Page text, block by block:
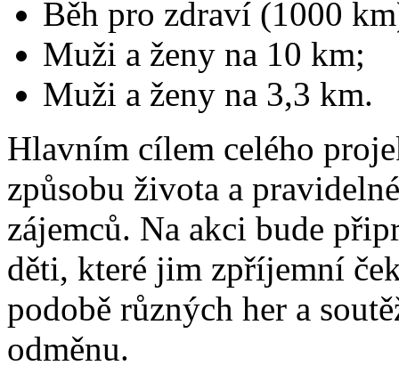
Běh pro zdraví (1000
Muži a ženy na 10 km;
Muži a ženy na 3,3 km.
Hlavním cílem celého
způsobu života a
zájemců. Na akci bude
děti, které jim zpříjemní
podobě různých her a
odměnu.